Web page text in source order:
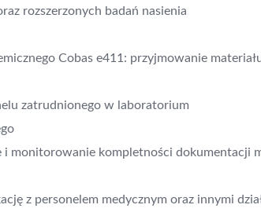
rozszerzonych badań nasienia
Cobas e411: przyjmowanie
zatrudnionego w laboratorium
monitorowanie kompletności dokumentacji
z personelem medycznym oraz innymi